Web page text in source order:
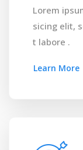
Lorem
sicing elit,
t labore .
Learn More